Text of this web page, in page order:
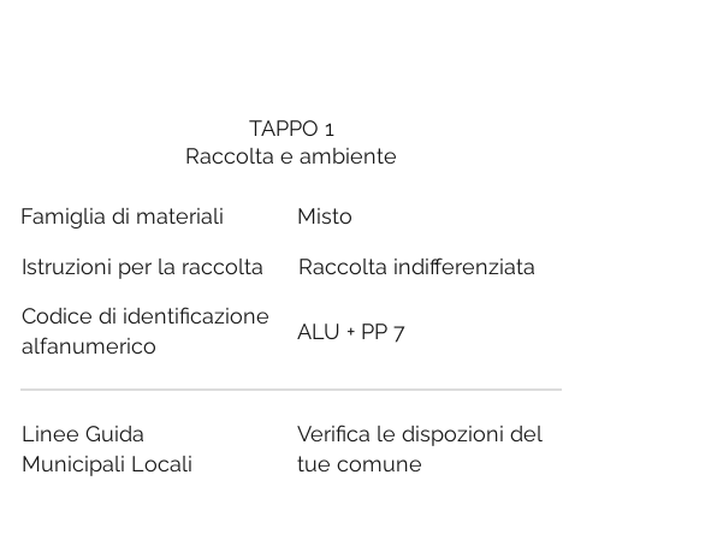
TAPPO 1
Raccolta e ambiente
Famiglia di materiali
Istruzioni per la raccolta
Codice di identificazione
alfanumerico
Linee Guida
Municipali Locali
Misto
Raccolta indifferenziata
ALU + PP 7
Verifica le dispozioni del
tue comune